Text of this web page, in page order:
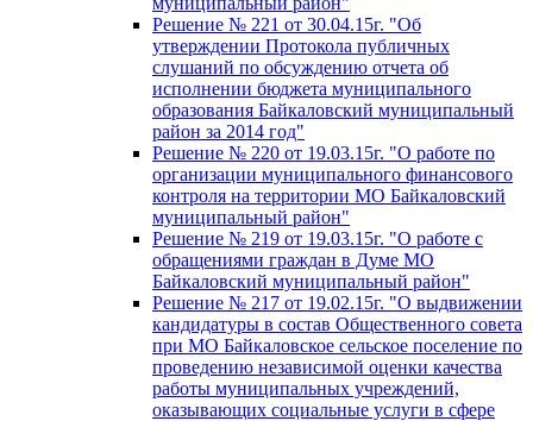
Решение № 221 от 30.04.15г. "Об
утверждении Протокола публичных
слушаний по обсуждению отчета об
исполнении бюджета муниципального
образования Байкаловский муниципальный
район за 2014 год"
Решение № 220 от 19.03.15г. "О работе по
организации муниципального финансового
контроля на территории МО Байкаловский
муниципальный район"
Решение № 219 от 19.03.15г. "О работе с
обращениями граждан в Думе МО
Байкаловский муниципальный район"
Решение № 217 от 19.02.15г. "О выдвижении
кандидатуры в состав Общественного совета
при МО Байкаловское сельское поселение по
проведению независимой оценки качества
работы муниципальных учреждений,
оказывающих социальные услуги в сфере